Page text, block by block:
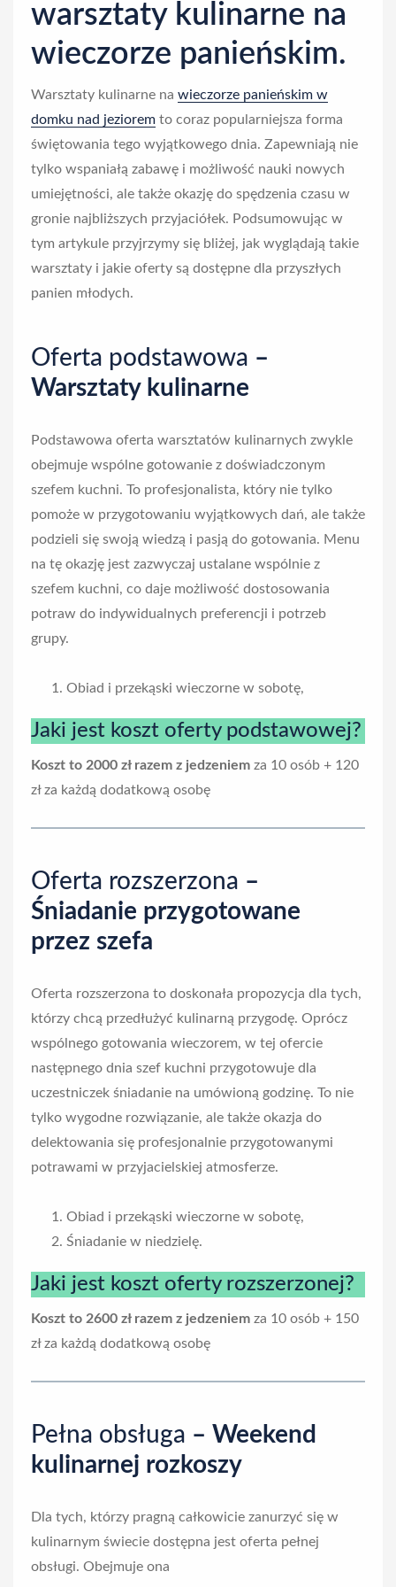
l
n
a
r
n
e
warsztaty kulinarne na
wieczorze panieńskim.
Warsztaty kulinarne na wieczorze panieńskim w
domku nad jeziorem to coraz popularniejsza forma
świętowania tego wyjątkowego dnia. Zapewniają nie
tylko wspaniałą zabawę i możliwość nauki nowych
umiejętności, ale także okazję do spędzenia czasu w
gronie najbliższych przyjaciółek. Podsumowując w
tym artykule przyjrzymy się bliżej, jak wyglądają takie
warsztaty i jakie oferty są dostępne dla przyszłych
panien młodych.
Oferta podstawowa –
Warsztaty kulinarne
Podstawowa oferta warsztatów kulinarnych zwykle
obejmuje wspólne gotowanie z doświadczonym
szefem kuchni. To profesjonalista, który nie tylko
pomoże w przygotowaniu wyjątkowych dań, ale także
podzieli się swoją wiedzą i pasją do gotowania. Menu
na tę okazję jest zazwyczaj ustalane wspólnie z
szefem kuchni, co daje możliwość dostosowania
potraw do indywidualnych preferencji i potrzeb
grupy.
Obiad i przekąski wieczorne w sobotę,
Jaki jest koszt oferty podstawowej?
Koszt to 2000 zł razem z jedzeniem za 10 osób + 120
zł za każdą dodatkową osobę
Oferta rozszerzona –
Śniadanie przygotowane
przez szefa
Oferta rozszerzona to doskonała propozycja dla tych,
którzy chcą przedłużyć kulinarną przygodę. Oprócz
wspólnego gotowania wieczorem, w tej ofercie
następnego dnia szef kuchni przygotowuje dla
uczestniczek śniadanie na umówioną godzinę. To nie
tylko wygodne rozwiązanie, ale także okazja do
delektowania się profesjonalnie przygotowanymi
potrawami w przyjacielskiej atmosferze.
Obiad i przekąski wieczorne w sobotę,
Śniadanie w niedzielę.
Jaki jest koszt oferty rozszerzonej?
Koszt to 2600 zł razem z jedzeniem za 10 osób + 150
zł za każdą dodatkową osobę
Pełna obsługa – Weekend
kulinarnej rozkoszy
Dla tych, którzy pragną całkowicie zanurzyć się w
kulinarnym świecie dostępna jest oferta pełnej
obsługi. Obejmuje ona